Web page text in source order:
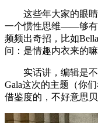
这些年大家的眼睛
一个惯性思维——够有
频频出奇招，比如
问：是情趣内衣来的嘛
实话讲，编辑是不
Gala这次的主题（你
借鉴度的，不好意思